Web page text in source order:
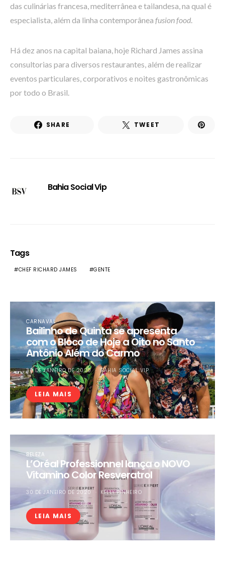
das culinárias francesa, mediterrânea e tailandesa, na qual é
especialista, além da linha contemporânea fusion food
Há dez anos na capital baiana, hoje Richard James assina
consultorias para diversos restaurantes, além de realizar
eventos particulares, corporativos e noites gastronômicas
por todo o Brasil.
SHARE TWEET
Bahia Social Vip
Tags
CHEF RICHARD JAMES GENTE
CARNAVAL
Bailinho de Quinta se apresenta
com o Bloco de Hoje a Oito no Santo
Antônio Além do Carmo
30 DE JANEIRO DE 2020 BAHIA SOCIAL VIP
LEIA MAIS
BELEZA
L’Oréal Professionnel lança o NOVO
Vitamino Color Resveratrol
30 DE JANEIRO DE 2020 KELLY PINHEIRO
LEIA MAIS